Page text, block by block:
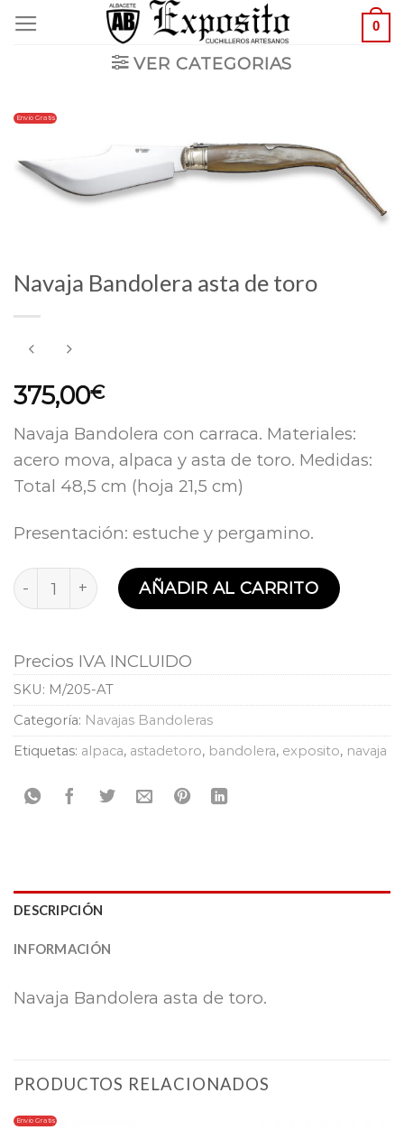
Saltar
0
VER CATEGORIAS
Envio Gratis
Navaja Bandolera asta de toro
375,00€
Navaja Bandolera con carraca. Materiales:
acero mova, alpaca y asta de toro. Medidas:
Total 48,5 cm (hoja 21,5 cm)
Presentación: estuche y pergamino.
Navaja Bandolera asta de toro cantidad
AÑADIR AL CARRITO
Precios IVA INCLUIDO
SKU: M/205-AT
Categoría: Navajas Bandoleras
Etiquetas: alpaca, astadetoro, bandolera, exposito, navaja
DESCRIPCIÓN
INFORMACIÓN
Navaja Bandolera asta de toro.
PRODUCTOS RELACIONADOS
Envio Gratis